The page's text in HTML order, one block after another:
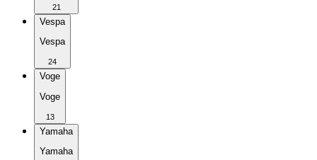
21
Vespa
Vespa
24
Voge
Voge
13
Yamaha
Yamaha